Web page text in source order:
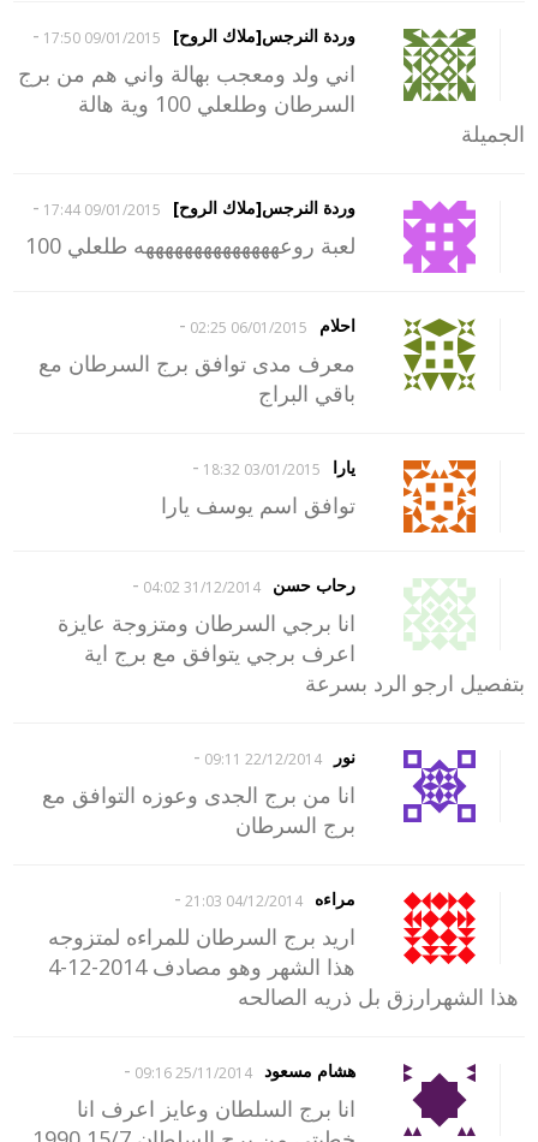
وردة النرجس[ملاك الروح] 09/01/2015 17:50
-
اني ولد ومعجب بهالة واني هم من برج
السرطان وطلعلي 100 وية هالة
الجميلة
وردة النرجس[ملاك الروح] 09/01/2015 17:44
-
لعبة روعههههههههههههههه طلعلي 100
احلام 06/01/2015 02:25
-
معرف مدى توافق برج السرطان مع
باقي البراج
يارا 03/01/2015 18:32
-
توافق اسم يوسف يارا
رحاب حسن 31/12/2014 04:02
-
انا برجي السرطان ومتزوجة عايزة
اعرف برجي يتوافق مع برج اية
بتفصيل ارجو الرد بسرعة
نور 22/12/2014 09:11
-
انا من برج الجدى وعوزه التوافق مع
برج السرطان
مراءه 04/12/2014 21:03
-
اريد برج السرطان للمراءه لمتزوجه
هذا الشهر وهو مصادف 2014-12-4
هذا الشهرارزق بل ذريه الصالحه
هشام مسعود 25/11/2014 09:16
-
انا برج السلطان وعايز اعرف انا